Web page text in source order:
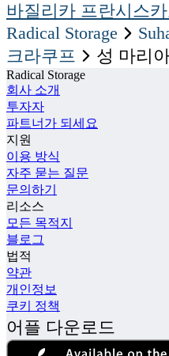
바질리카 프란시스
Radical Storage
크라쿠프
성 마
Radical Storage
회사 소개
투자자
파트너가 되세요
지원
이용 방식
자주 묻는 질문
문의하기
리소스
모든 목적지
블로그
법적
약관
개인정보
쿠키 정책
어플 다운로드